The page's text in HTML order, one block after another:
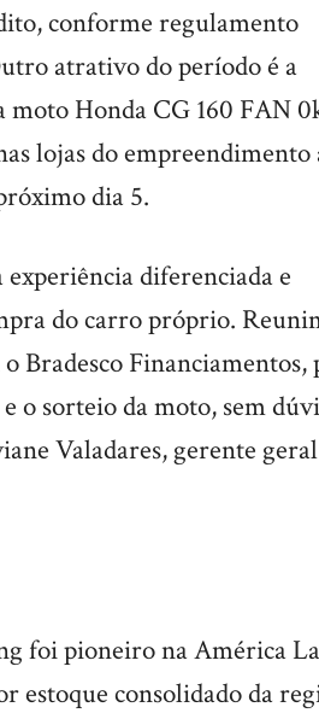
conforme regulamento
atrativo do período é a
moto Honda CG 160 FAN
lojas do empreendimento
dia 5.
diferenciada e
do carro próprio.
Bradesco Financiamentos,
o sorteio da moto, sem
Valadares, gerente
foi pioneiro na América
estoque consolidado da